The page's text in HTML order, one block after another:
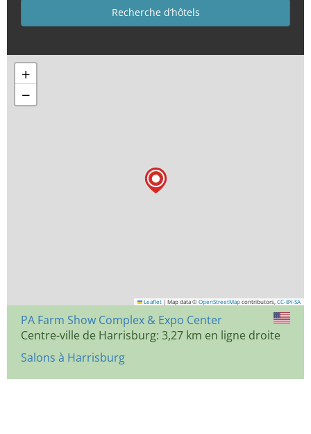
+
−
Leaflet | Map data © OpenStreetMap contributors, CC-BY-SA
PA Farm Show Complex & Expo Center
Centre-ville de Harrisburg: 3,27 km en ligne droite
Salons à Harrisburg